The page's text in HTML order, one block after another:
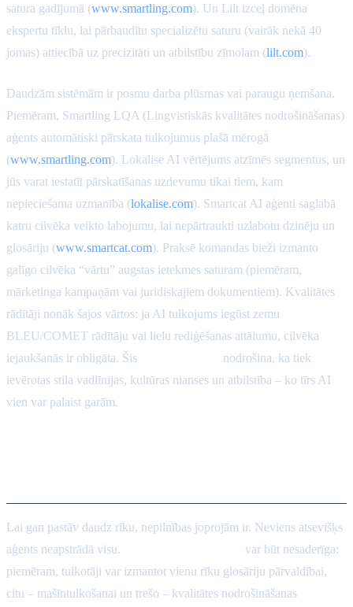
satura gadījumā (www.smartling.com). Un Lilt izceļ domēna
ekspertu tīklu, lai pārbaudītu specializētu saturu (vairāk nekā 40
jomas) attiecībā uz precizitāti un atbilstību zīmolam (lilt.com).
Daudzām sistēmām ir posmu darba plūsmas vai paraugu ņemšana.
Piemēram, Smartling LQA (Lingvistiskās kvalitātes nodrošināšanas)
aģents automātiski pārskata tulkojumus plašā mērogā
(www.smartling.com). Lokalise AI vērtējums atzīmēs segmentus, un
jūs varat iestatīt pārskatīšanas uzdevumu tikai tiem, kam
nepieciešama uzmanība (lokalise.com). Smartcat AI aģenti saglabā
katru cilvēka veikto labojumu, lai nepārtraukti uzlabotu dzinēju un
glosāriju (www.smartcat.com). Praksē komandas bieži izmanto
galīgo cilvēka “vārtu” augstas ietekmes saturam (piemēram,
mārketinga kampaņām vai juridiskajiem dokumentiem). Kvalitātes
rādītāji nonāk šajos vārtos: ja AI tulkojums iegūst zemu
BLEU/COMET rādītāju vai lielu rediģēšanas attālumu, cilvēka
iejaukšanās ir obligāta. Šis
nodrošina, ka tiek
ievērotas stila vadlīnijas, kultūras nianses un atbilstība – ko tīrs AI
vien var palaist garām.
Lai gan pastāv daudz rīku, nepilnības joprojām ir. Neviens atsevišķs
aģents neapstrādā visu.
var būt nesaderīga:
piemēram, tulkotāji var izmantot vienu rīku glosāriju pārvaldībai,
citu – mašīntulkošanai un trešo – kvalitātes nodrošināšanas